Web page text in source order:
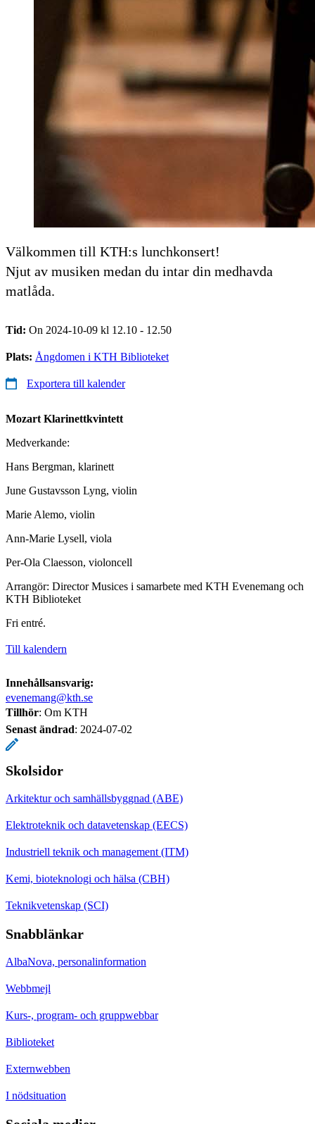
Välkommen till KTH:s lunchkonsert!
Njut av musiken medan du intar din medhavda
matlåda.
Tid: On 2024-10-09 kl 12.10 - 12.50
Plats: Ångdomen i KTH Biblioteket
Exportera till kalender
Mozart Klarinettkvintett
Medverkande:
Hans Bergman, klarinett
June Gustavsson Lyng, violin
Marie Alemo, violin
Ann-Marie Lysell, viola
Per-Ola Claesson, violoncell
Arrangör: Director Musices i samarbete med KTH Evenemang och
KTH Biblioteket
Fri entré.
Till kalendern
Innehållsansvarig:
evenemang@kth.se
Tillhör: Om KTH
Senast ändrad: 2024-07-02
Skolsidor
Arkitektur och samhällsbyggnad (ABE)
Elektroteknik och datavetenskap (EECS)
Industriell teknik och management (ITM)
Kemi, bioteknologi och hälsa (CBH)
Teknikvetenskap (SCI)
Snabblänkar
AlbaNova, personalinformation
Webbmejl
Kurs-, program- och gruppwebbar
Biblioteket
Externwebben
I nödsituation